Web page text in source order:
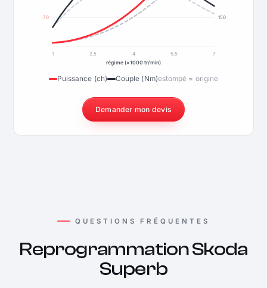
70 150
1 2,5 4 5,5
7
régime (×1000 tr/min)
Puissance (ch) Couple (Nm)estompé = origine
Demander mon devis
QUESTIONS FRÉQUENTES
Reprogrammation Skoda
Superb